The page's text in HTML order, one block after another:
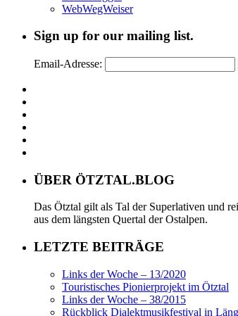
WebWegWeiser
Sign up for our mailing list.
Email-Adresse:
ÜBER ÖTZTAL.BLOG
Das Ötztal gilt als Tal der Superlativen und
aus dem längsten Quertal der Ostalpen.
LETZTE BEITRÄGE
Links der Woche – 13/2020
Touristisches Pionierprojekt im Ötztal
Links der Woche – 38/2015
Rückblick Dialektmusikfestival in